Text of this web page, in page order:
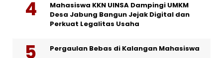
Mahasiswa KKN UINSA Dampingi UMKM
Desa Jabung Bangun Jejak Digital dan
Perkuat Legalitas Usaha
Pergaulan Bebas di Kalangan Mahasiswa